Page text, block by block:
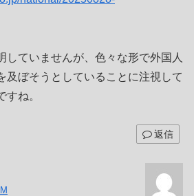
していませんが、色々な形で外国人
及ぼそうとしていることに注視して
すね。
返信